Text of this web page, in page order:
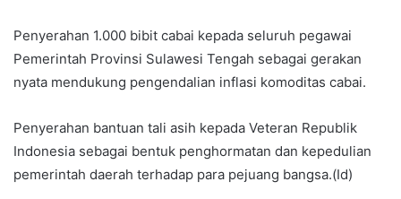
Penyerahan 1.000 bibit cabai kepada seluruh pegawai
Pemerintah Provinsi Sulawesi Tengah sebagai gerakan
nyata mendukung pengendalian inflasi komoditas cabai.
Penyerahan bantuan tali asih kepada Veteran Republik
Indonesia sebagai bentuk penghormatan dan kepedulian
pemerintah daerah terhadap para pejuang bangsa.(Id)